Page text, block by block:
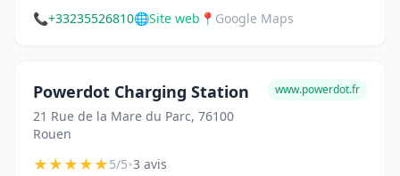
📞+33235526810🌐Site web 📍 Google Maps
Powerdot Charging Station
21 Rue de la Mare du Parc, 76100
Rouen
www.powerdot.fr
★★★★★5/5•3 avis